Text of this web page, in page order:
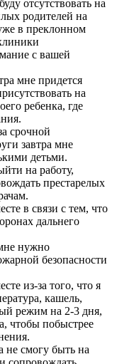
отсутствовать на
родителей на
в преклонном
с вашей
мне придется
на
ребенка, где
срочной
завтра мне
детьми.
на работу,
престарелых
в связи с тем, что
дальнего
нужно
безопасности
из-за того, что я
кашель,
режим на 2-3 дня,
чтобы побыстрее
не смогу быть на